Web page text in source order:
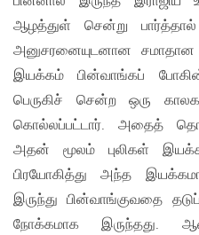
ஆழத்துள் சென்று
அனுசரனையுடனான சமாதான
இயக்கம் பின்வாங்கப்
பெருகிச் சென்ற ஒரு
கொல்லப்பட்டார். அதைத்
அதன் மூலம் புலிகள்
பிரயோகித்து அந்த
இருந்து பின்வாங்குவதை
நோக்கமாக இருந்தது.